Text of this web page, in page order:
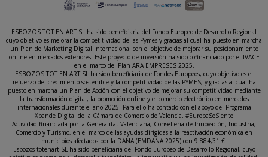
ESBOZOS TOT EN ART SL ha sido beneficiaria del Fondo Europeo de Desarrollo Regional
cuyo objetivo es mejorar la competitividad de las Pymes y gracias al cual ha puesto en marcha
un Plan de Marketing Digital Internacional con el objetivo de mejorar su posicionamiento
online en mercados exteriores. Este proyecto de inversión ha sido cofinanciado por el IVACE
en el marco del Plan ARA EMPRESES 2025.
ESBOZOS TOT EN ART SL ha sido beneficiaria de Fondos Europeos, cuyo objetivo es el
refuerzo del crecimiento sostenible y la competitividad de las PYMES, y gracias al cual ha
puesto en marcha un Plan de Acción con el objetivo de mejorar su competitividad mediante
la transformación digital, la promoción online y el comercio electrónico en mercados
internacionales durante el año 2025. Para ello ha contado con el apoyo del Programa
Xpande Digital de la Cámara de Comercio de Valencia. #EuropaSeSiente
Actividad financiada por la Generalitat Valenciana, Conselleria de Innovación, Industria,
Comercio y Turismo, en el marco de las ayudas dirigidas a la reactivación económica en
municipios afectados por la DANA (EMDANA 2025) con 9.884,31 €.
Esbozos totenart SL ha sido beneficiaria del Fondo Europeo de Desarrollo Regional, cuyo